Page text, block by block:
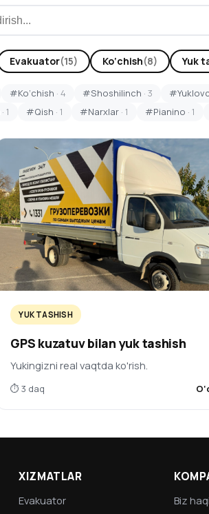
Evakuator(15) Ko‘chish(8) Yuk
#Ko‘chish · 4 #Shoshilinch · 3
· 1 #Qish · 1 #Narxlar · 1 #Pianino · 1
YUK TASHISH
GPS kuzatuv bilan yuk tashish
Yukingizni real vaqtda ko'rish.
⏱ 3 daq
XIZMATLAR
Evakuator
Biz